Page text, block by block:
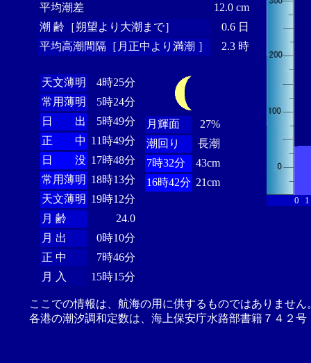
平均潮差
12.0 cm
潮 齢［朔望より大潮まで］
0.6 日
平均高潮間隔［月正中より満潮 ］
2.3 時
天文薄明
4時25分
常用薄明
5時24分
日 出
5時49分
正 中 11時49分
日 没 17時48分
常用薄明 18時13分
天文薄明 19時12分
月 齢
24.0
月 出
0時10分
正 中
7時46分
月 入
15時15分
月輝面
27%
潮回り
長潮
7時32分
43cm
16時42分 21cm
0 1
ここでの情報は、航海の用に供するものではありませ
各港の潮汐調和定数は、海上保安庁水路部書籍７４２